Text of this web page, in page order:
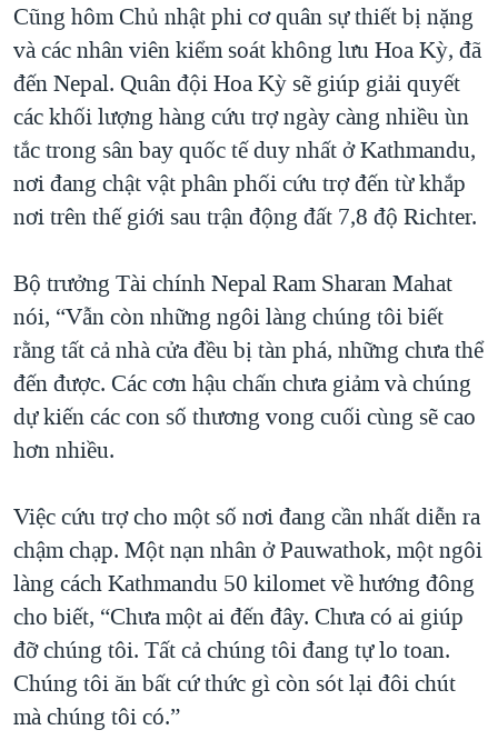
Cũng hôm Chủ nhật phi cơ quân sự thiết bị nặng
và các nhân viên kiểm soát không lưu Hoa Kỳ, đã
đến Nepal. Quân đội Hoa Kỳ sẽ giúp giải quyết
các khối lượng hàng cứu trợ ngày càng nhiều ùn
tắc trong sân bay quốc tế duy nhất ở Kathmandu,
nơi đang chật vật phân phối cứu trợ đến từ khắp
nơi trên thế giới sau trận động đất 7,8 độ Richter.
Bộ trưởng Tài chính Nepal Ram Sharan Mahat
nói, “Vẫn còn những ngôi làng chúng tôi biết
rằng tất cả nhà cửa đều bị tàn phá, những chưa thể
đến được. Các cơn hậu chấn chưa giảm và chúng
dự kiến các con số thương vong cuối cùng sẽ cao
hơn nhiều.
Việc cứu trợ cho một số nơi đang cần nhất diễn ra
chậm chạp. Một nạn nhân ở Pauwathok, một ngôi
làng cách Kathmandu 50 kilomet về hướng đông
cho biết, “Chưa một ai đến đây. Chưa có ai giúp
đỡ chúng tôi. Tất cả chúng tôi đang tự lo toan.
Chúng tôi ăn bất cứ thức gì còn sót lại đôi chút
mà chúng tôi có.”